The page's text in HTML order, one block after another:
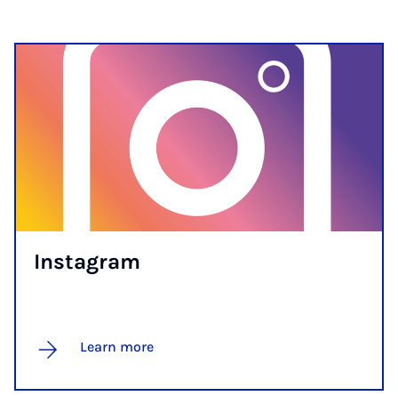
In­s­tagram
Learn more